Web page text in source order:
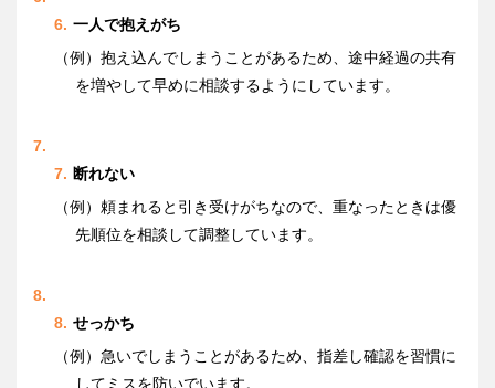
一人で抱えがち
（例）抱え込んでしまうことがあるため、途中経過の共有
を増やして早めに相談するようにしています。
断れない
（例）頼まれると引き受けがちなので、重なったときは優
先順位を相談して調整しています。
せっかち
（例）急いでしまうことがあるため、指差し確認を習慣に
してミスを防いでいます。